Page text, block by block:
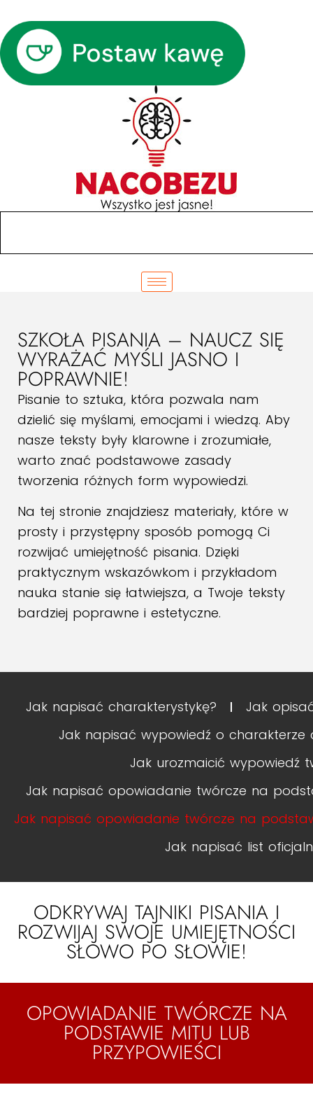
SZKOŁA PISANIA – NAUCZ SIĘ
WYRAŻAĆ MYŚLI JASNO I
POPRAWNIE!
Pisanie to sztuka, która pozwala nam
dzielić się myślami, emocjami i wiedzą. Aby
nasze teksty były klarowne i zrozumiałe,
warto znać podstawowe zasady
tworzenia różnych form wypowiedzi.
Na tej stronie znajdziesz materiały, które w
prosty i przystępny sposób pomogą Ci
rozwijać umiejętność pisania. Dzięki
praktycznym wskazówkom i przykładom
nauka stanie się łatwiejsza, a Twoje teksty
bardziej poprawne i estetyczne.
Jak napisać charakterystykę?
Jak
Jak napisać wypowiedź o charakterze
Jak urozmaicić wypowiedź
Jak napisać opowiadanie twórcze na
Jak napisać opowiadanie twórcze na
Jak napisać list
ODKRYWAJ TAJNIKI PISANIA I
ROZWIJAJ SWOJE UMIEJĘTNOŚCI
SŁOWO PO SŁOWIE!
OPOWIADANIE TWÓRCZE NA
PODSTAWIE MITU LUB
PRZYPOWIEŚCI